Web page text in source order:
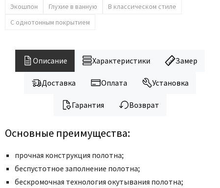
Krona Koblenz
Komfort Doors
LiGa
Line Doors
Lockstyle
Morelli
Ofram
Optima Porte
Oro - Oro
Экошпон
Глухие в ванную
В классическом стиле
С однотонным покрытием
Описание Характеристики Замер
Доставка Оплата Установка
Гарантия Возврат
Основные преимущества:
прочная конструкция полотна;
беспустотное заполнение полотна;
бескромочная технология окутывания полотна;